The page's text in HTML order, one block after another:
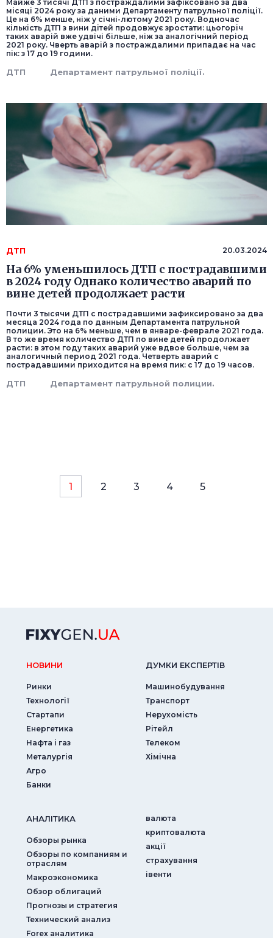
Майже 3 тисячі ДТП з постраждалими зафіксовано за два
місяці 2024 року за даними Департаменту патрульної поліції.
Це на 6% менше, ніж у січні-лютому 2021 року. Водночас
кількість ДТП з вини дітей продовжує зростати: цьогоріч
таких аварій вже удвічі більше, ніж за аналогічний період
2021 року. Чверть аварій з постраждалими припадає на час
пік: з 17 до 19 години.
ДТП Департамент патрульної поліції.
ДТП 20.03.2024
На 6% уменьшилось ДТП с пострадавшими
в 2024 году Однако количество аварий по
вине детей продолжает расти
Почти 3 тысячи ДТП с пострадавшими зафиксировано за два
месяца 2024 года по данным Департамента патрульной
полиции. Это на 6% меньше, чем в январе-феврале 2021 года.
В то же время количество ДТП по вине детей продолжает
расти: в этом году таких аварий уже вдвое больше, чем за
аналогичный период 2021 года. Четверть аварий с
пострадавшими приходится на время пик: с 17 до 19 часов.
ДТП Департамент патрульной полиции.
1 2 3 4 5
НОВИНИ
Ринки
Технології
Стартапи
Енергетика
Нафта і газ
Металургія
Агро
Банки
ДУМКИ ЕКСПЕРТIВ
Машинобудування
Транспорт
Нерухомість
Рітейл
Телеком
Хімічна
АНАЛIТИКА
Обзоры рынка
Обзоры по компаниям и
отраслям
Макроэкономика
Обзор облигаций
Прогнозы и стратегия
Технический анализ
Forex аналитика
валюта
криптовалюта
акції
страхування
iвенти